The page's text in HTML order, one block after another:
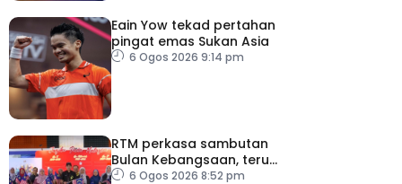
Eain Yow tekad pertahan
pingat emas Sukan Asia
6 Ogos 2026 9:14 pm
RTM perkasa sambutan
Bulan Kebangsaan, terus
dekati rakyat
6 Ogos 2026 8:52 pm